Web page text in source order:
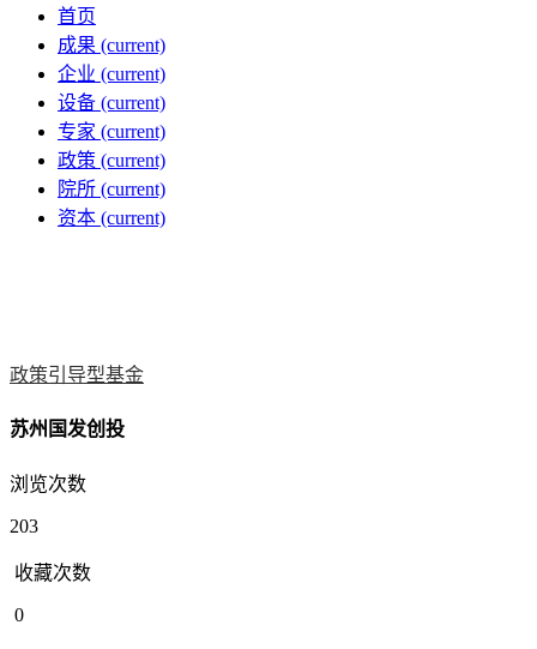
首页
成果 (current)
企业 (current)
设备 (current)
专家 (current)
政策 (current)
院所 (current)
资本 (current)
政策引导型基金
苏州国发创投
浏览次数
203
收藏次数
0